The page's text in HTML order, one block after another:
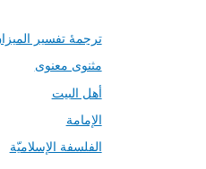
ترجمۀ تفسیر
مثنوی معنوی
أهل البيت
الإمامة
الفلسفة الإسلاميّة